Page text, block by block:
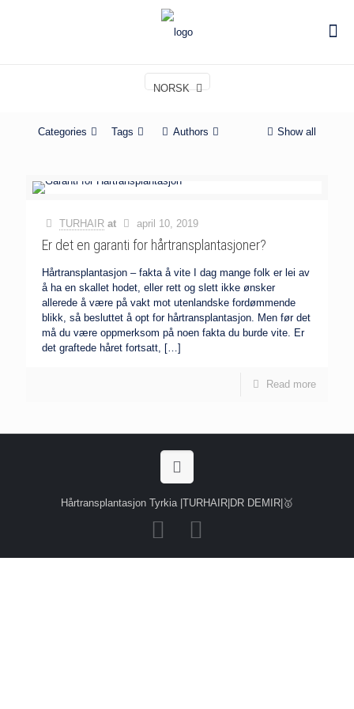
NORSK
Categories Tags Authors Show all
TURHAIR at april 10, 2019
Er det en garanti for hårtransplantasjoner?
Hårtransplantasjon – fakta å vite I dag mange folk er lei av
å ha en skallet hodet, eller rett og slett ikke ønsker
allerede å være på vakt mot utenlandske fordømmende
blikk, så besluttet å opt for hårtransplantasjon. Men før det
må du være oppmerksom på noen fakta du burde vite. Er
det graftede håret fortsatt, […]
Read more
Hårtransplantasjon Tyrkia |TURHAIR|DR DEMIR|🥇